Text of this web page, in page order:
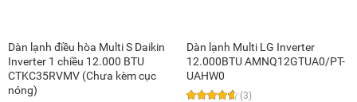
Dàn lạnh điều hòa Multi S Daikin
Inverter 1 chiều 12.000 BTU
CTKC35RVMV (Chưa kèm cục
nóng)
Dàn lạnh Multi LG Inverter
12.000BTU AMNQ12GTUA0/PT-
UAHW0
(3)